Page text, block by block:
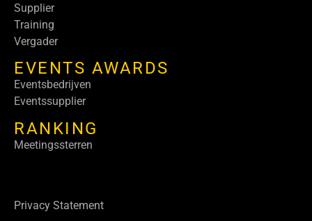
Supplier
Training
Vergader
EVENTS AWARDS
Eventsbedrijven
Eventssupplier
RANKING
Meetingssterren
Privacy Statement